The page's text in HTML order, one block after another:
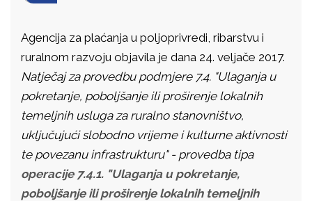
Agencija za plaćanja u poljoprivredi, ribarstvu i
ruralnom razvoju objavila je dana 24. veljače 2017.
Natječaj za provedbu podmjere 7.4. "Ulaganja u
pokretanje, poboljšanje ili proširenje lokalnih
temeljnih usluga za ruralno stanovništvo,
uključujući slobodno vrijeme i kulturne aktivnosti
te povezanu infrastrukturu" - provedba tipa
operacije 7.4.1. "Ulaganja u pokretanje,
poboljšanje ili proširenje lokalnih temeljnih